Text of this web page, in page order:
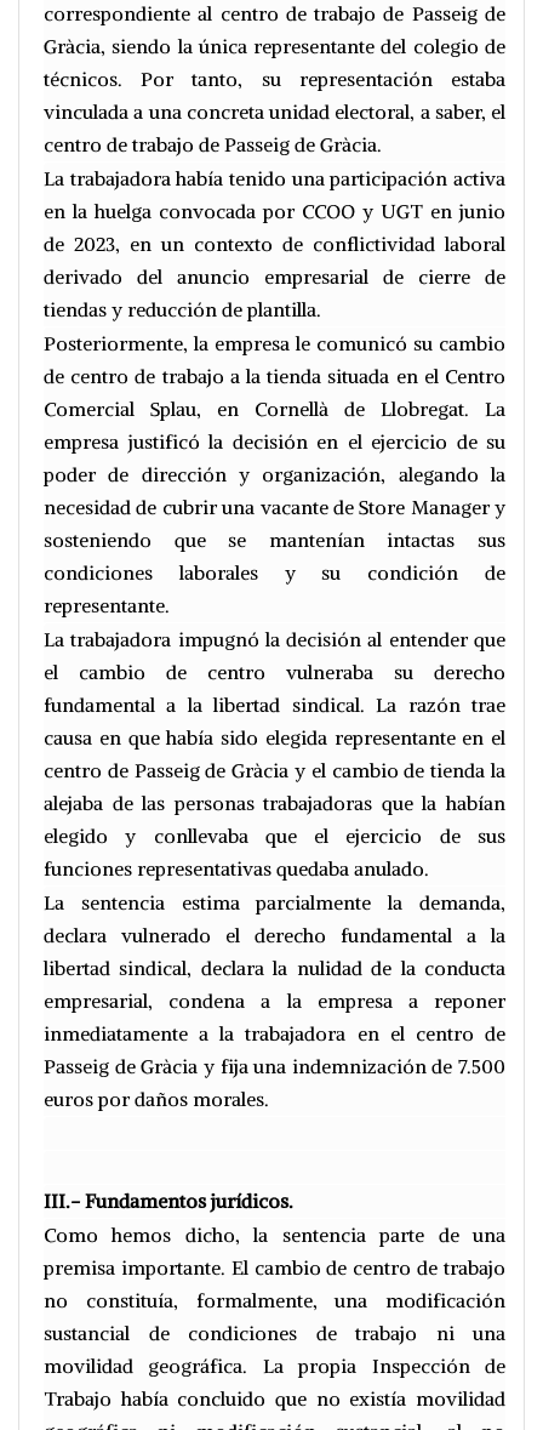
correspondiente al centro de trabajo de Passeig de
Gràcia, siendo la única representante del colegio de
técnicos. Por tanto, su representación estaba
vinculada a una concreta unidad electoral, a saber, el
centro de trabajo de Passeig de Gràcia.
La trabajadora había tenido una participación activa
en la huelga convocada por CCOO y UGT en junio
de 2023, en un contexto de conflictividad laboral
derivado del anuncio empresarial de cierre de
tiendas y reducción de plantilla.
Posteriormente, la empresa le comunicó su cambio
de centro de trabajo a la tienda situada en el Centro
Comercial Splau, en Cornellà de Llobregat. La
empresa justificó la decisión en el ejercicio de su
poder de dirección y organización, alegando la
necesidad de cubrir una vacante de Store Manager y
sosteniendo que se mantenían intactas sus
condiciones laborales y su condición de
representante.
La trabajadora impugnó la decisión al entender que
el cambio de centro vulneraba su derecho
fundamental a la libertad sindical. La razón trae
causa en que había sido elegida representante en el
centro de Passeig de Gràcia y el cambio de tienda la
alejaba de las personas trabajadoras que la habían
elegido y conllevaba que el ejercicio de sus
funciones representativas quedaba anulado.
La sentencia estima parcialmente la demanda,
declara vulnerado el derecho fundamental a la
libertad sindical, declara la nulidad de la conducta
empresarial, condena a la empresa a reponer
inmediatamente a la trabajadora en el centro de
Passeig de Gràcia y fija una indemnización de 7.500
euros por daños morales.
III.- Fundamentos jurídicos.
Como hemos dicho, la sentencia parte de una
premisa importante. El cambio de centro de trabajo
no constituía, formalmente, una modificación
sustancial de condiciones de trabajo ni una
movilidad geográfica. La propia Inspección de
Trabajo había concluido que no existía movilidad